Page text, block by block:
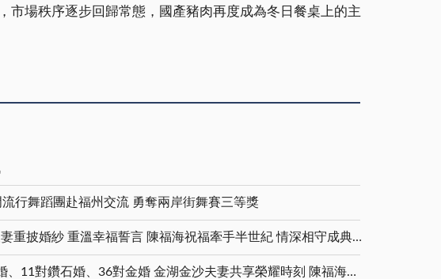
場秩序逐步回歸常態，國產豬肉再度成為冬日餐桌上的主
流行舞蹈團赴福州交流 勇奪兩岸街舞賽三等獎
金鑽婚夫妻重披婚紗 重溫幸福誓言 陳福海祝福牽手半世紀 情深相守成典範
5對白金婚、11對鑽石婚、36對金婚 金湖金沙夫妻共享榮耀時刻 陳福海表揚金鑽婚夫妻 向半世紀相守家庭典範致敬